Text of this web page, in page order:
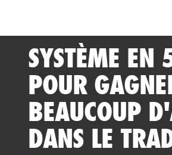
SYSTÈME EN
POUR
BEAUCOUP
DANS LE